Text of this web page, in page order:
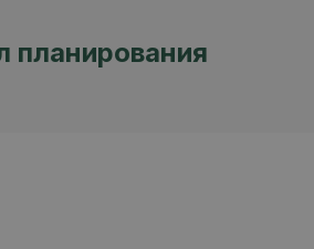
планирования